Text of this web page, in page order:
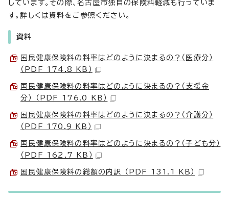
しています。その際、名古屋市独自の保険料軽減も行っていま
す。詳しくは資料をご参照ください。
資料
国民健康保険料の料率はどのように決まるの？（医療分）
（PDF 174.8 KB）
国民健康保険料の料率はどのように決まるの？（支援金
分） （PDF 176.0 KB）
国民健康保険料の料率はどのように決まるの？（介護分）
（PDF 170.9 KB）
国民健康保険料の料率はどのように決まるの？（子ども分）
（PDF 162.7 KB）
国民健康保険料の総額の内訳 （PDF 131.1 KB）